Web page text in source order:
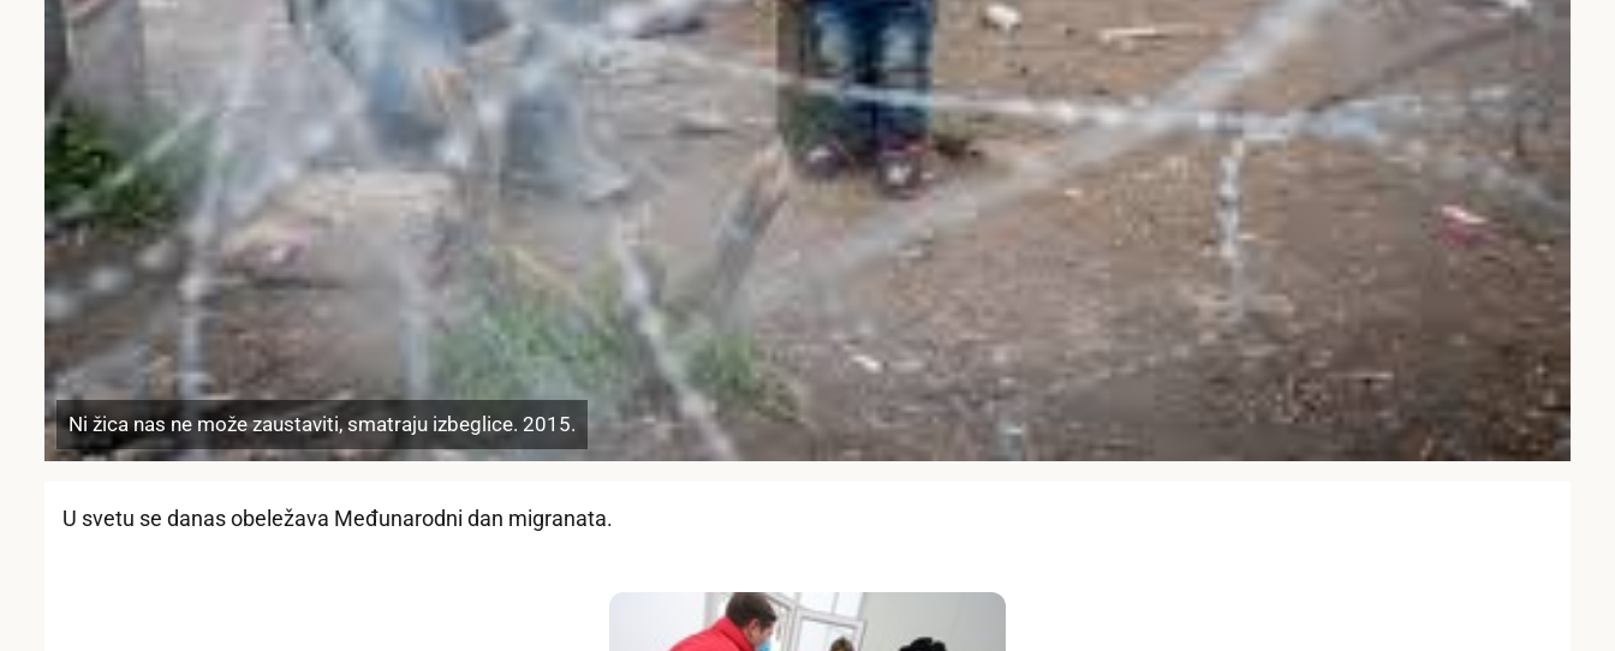
Ni žica nas ne može zaustaviti, smatraju izbeglice. 2015.
U svetu se danas obeležava Međunarodni dan migranata.